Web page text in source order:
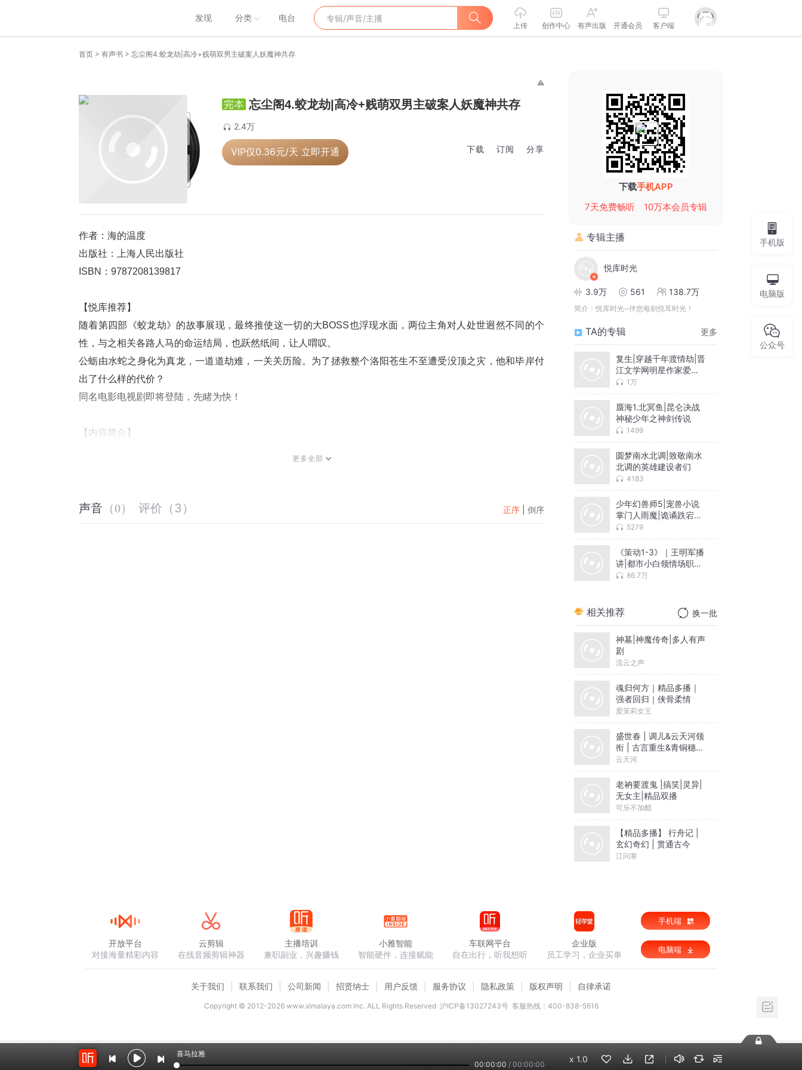
发现 分类 电台
上传 创作中心 有声出版 开通会员 客户端
首页 > 有声书 > 忘尘阁4.蛟龙劫|高冷+贱萌双男主破案人妖魔神共存
忘尘阁4.蛟龙劫|高冷+贱萌双男主破案人妖魔神共存
2.4万
VIP仅0.36元/天 立即开通 下载 订阅 分享
作者：海的温度
出版社：上海人民出版社
ISBN：9787208139817
【悦库推荐】
随着第四部《蛟龙劫》的故事展现，最终推使这一切的大BOSS也浮现水面，两位主角对人处世迥然不同的个
性，与之相关各路人马的命运结局，也跃然纸间，让人喟叹。
公蛎由水蛇之身化为真龙，一道道劫难，一关关历险。为了拯救整个洛阳苍生不至遭受没顶之灾，他和毕岸付
出了什么样的代价？
同名电影电视剧即将登陆，先睹为快！
【内容简介】
为避免洛阳众生被没顶之灾的滔天之水，化为龙形的公蛎舍弃浑身灵力，以普通常人之身在人间度过余生……
更多全部
声音 （0） 评价 （3 ） 正序 倒序
下载手机APP
7天免费畅听
10万本会员专辑
专辑主播
悦库时光
3.9万 561 138.7万
简介： 悦库时光~伴您每刻悦耳时光！
TA的专辑 更多
复生|穿越千年渡情劫|晋
江文学网明星作家爱爬
树的鱼
1万
蜃海1.北冥鱼|昆仑决战
神秘少年之神剑传说
1499
圆梦南水北调|致敬南水
北调的英雄建设者们
4183
少年幻兽师5|宠兽小说
掌门人雨魔|诡谲跌宕猎
妖之旅
5279
《策动1-3》｜王明军播
讲|都市小白领情场职场
奇遇86.7万
相关推荐 换一批
神墓|神魔传奇|多人有声
剧
流云之声
魂归何方｜精品多播｜
强者回归｜侠骨柔情
爱茉莉女王
盛世春 | 调儿&云天河领
衔 | 古言重生&青铜穗原
著 | 多人有声剧
云天河
老衲要渡鬼 |搞笑|灵异|
无女主|精品双播
可乐不加醋
【精品多播】 行舟记 |
玄幻奇幻 | 贯通古今
江问寒
手机版
电脑版
公众号
喜马拉雅
00:00:00 / 00:00:00
x 1.0
开放平台
对接海量精彩内容
云剪辑
在线音频剪辑神器
主播培训
兼职副业，兴趣赚钱
小雅智能
智能硬件，连接赋能
车联网平台
自在出行，听我想听
企业版
员工学习，企业买单
手机端
电脑端
关于我们 联系我们 公司新闻 招贤纳士 用户反馈 服务协议 隐私政策 版权声明 自律承诺
Copyright © 2012-2026www.ximalaya.com lnc. ALL Rights Reserved 沪ICP备13027243号 客服热线：400-838-5616